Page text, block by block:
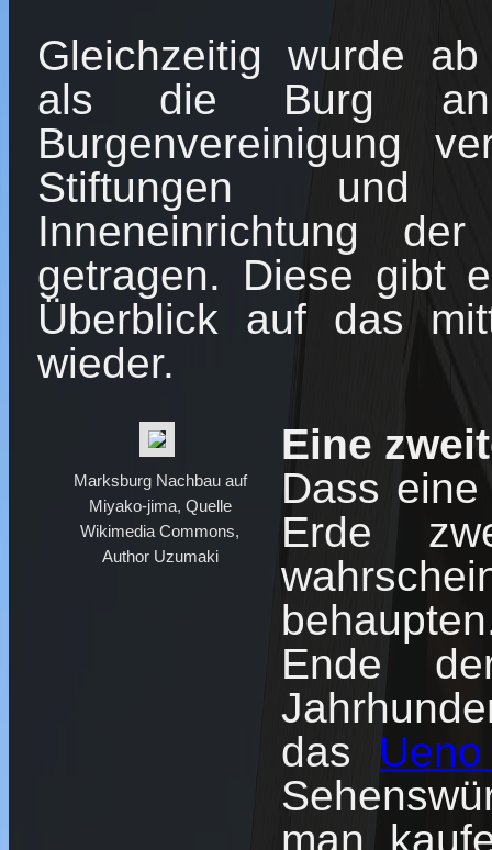
Gleichzeitig wurde
als die Burg an
Burgenvereinigung
Stiftungen und
Inneneinrichtung
getragen. Diese gibt
Überblick auf das
wieder.
Marksburg Nachbau auf
Miyako-jima, Quelle
Wikimedia Commons,
Author Uzumaki
Eine
Dass
Erde
Ende
das
man